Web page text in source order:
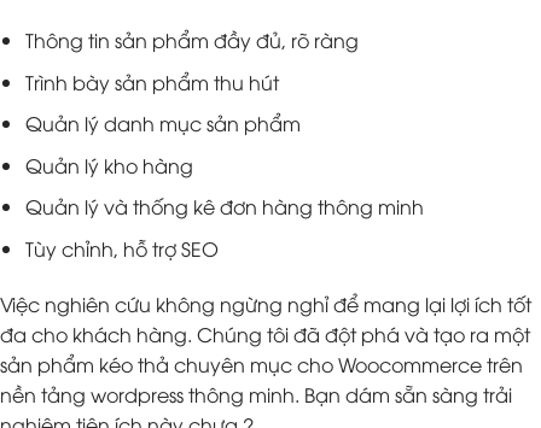
Thông tin sản phẩm đầy đủ, rõ ràng
Trình bày sản phẩm thu hút
Quản lý danh mục sản phẩm
Quản lý kho hàng
Quản lý và thống kê đơn hàng thông minh
Tùy chỉnh, hỗ trợ SEO
Việc nghiên cứu không ngừng nghỉ để mang lại lợi ích tốt
đa cho khách hàng. Chúng tôi đã đột phá và tạo ra một
sản phẩm kéo thả chuyên mục cho Woocommerce trên
nền tảng wordpress thông minh. Bạn dám sẵn sàng trải